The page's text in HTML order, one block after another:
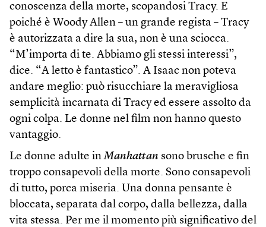
conoscenza della morte, scopandosi Tracy. E
poiché è Woody Allen – un grande regista – Tracy
è autorizzata a dire la sua, non è una sciocca.
“M’importa di te. Abbiamo gli stessi interessi”,
dice. “A letto è fantastico”. A Isaac non poteva
andare meglio: può risucchiare la meravigliosa
semplicità incarnata di Tracy ed essere assolto da
ogni colpa. Le donne nel film non hanno questo
vantaggio.
Le donne adulte inManhattan sono brusche e fin
troppo consapevoli della morte. Sono consapevoli
di tutto, porca miseria. Una donna pensante è
bloccata, separata dal corpo, dalla bellezza, dalla
vita stessa. Per me il momento più significativo del